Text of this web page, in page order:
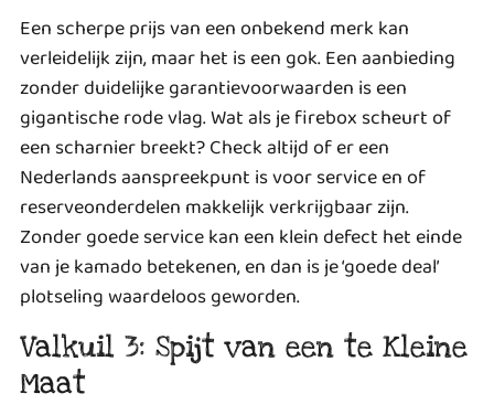
Een scherpe prijs van een onbekend merk kan
verleidelijk zijn, maar het is een gok. Een aanbieding
zonder duidelijke garantievoorwaarden is een
gigantische rode vlag. Wat als je firebox scheurt of
een scharnier breekt? Check altijd of er een
Nederlands aanspreekpunt is voor service en of
reserveonderdelen makkelijk verkrijgbaar zijn.
Zonder goede service kan een klein defect het einde
van je kamado betekenen, en dan is je ‘goede deal’
plotseling waardeloos geworden.
Valkuil 3: Spijt van een te Kleine
Maat